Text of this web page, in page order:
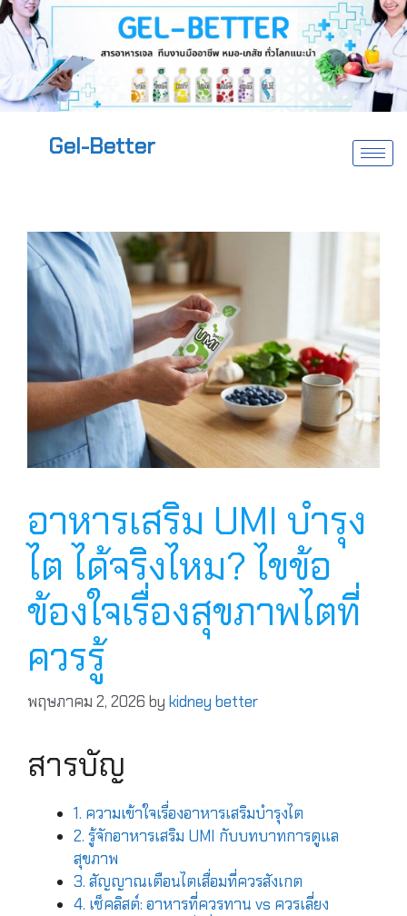
Gel-Better
อาหารเสริม UMI บำรุง
ไต ได้จริงไหม? ไขข้อ
ข้องใจเรื่องสุขภาพไตที่
ควรรู้
พฤษภาคม 2, 2026 by kidney better
สารบัญ
1. ความเข้าใจเรื่องอาหารเสริมบำรุงไต
2. รู้จักอาหารเสริม UMI กับบทบาทการดูแล
สุขภาพ
3. สัญญาณเตือนไตเสื่อมที่ควรสังเกต
4. เช็คลิสต์: อาหารที่ควรทาน vs ควรเลี่ยง